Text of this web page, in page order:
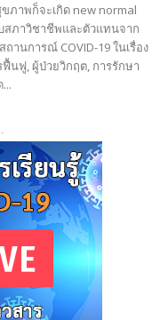
ภาพก็จะเกิด new normal
สภาวิชาชีพและตัวแทนจาก
านการณ์ COVID-19 ในเรื่อง
นฟู, ผู้ป่วยวิกฤต, การรักษา